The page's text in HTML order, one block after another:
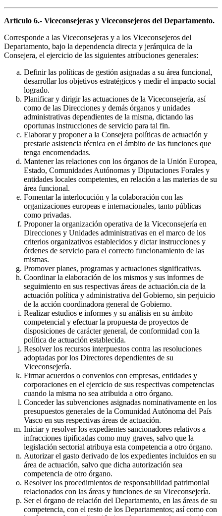
Artículo 6.- Viceconsejeras y Viceconsejeros del Departamento.
Corresponde a las Viceconsejeras y a los Viceconsejeros del
Departamento, bajo la dependencia directa y jerárquica de la
Consejera, el ejercicio de las siguientes atribuciones generales:
Definir las políticas de gestión asignadas a su área funcional,
desarrollar los objetivos estratégicos y medir el impacto social
logrado.
Planificar y dirigir las actuaciones de la Viceconsejería, así
como de las Direcciones y demás órganos y unidades
administrativas dependientes de la misma, dictando las
oportunas instrucciones de servicio para tal fin.
Elaborar y proponer a la Consejera políticas de actuación y
prestarle asistencia técnica en el ámbito de las funciones que
tenga encomendadas.
Mantener las relaciones con los órganos de la Unión Europea,
Estado, Comunidades Autónomas y Diputaciones Forales y
entidades locales competentes, en relación a las materias de su
área funcional.
Fomentar la interlocución y la colaboración con las
organizaciones europeas e internacionales, tanto públicas
como privadas.
Proponer la organización operativa de la Viceconsejería en
Direcciones y Unidades administrativas en el marco de los
criterios organizativos establecidos y dictar instrucciones y
órdenes de servicio para el correcto funcionamiento de las
mismas.
Promover planes, programas y actuaciones significativas.
Coordinar la elaboración de los mismos y sus informes de
seguimiento en sus respectivas áreas de actuación.cia de la
actuación política y administrativa del Gobierno, sin perjuicio
de la acción coordinadora general de Gobierno.
Realizar estudios e informes y su análisis en su ámbito
competencial y efectuar la propuesta de proyectos de
disposiciones de carácter general, de conformidad con la
política de actuación establecida.
Resolver los recursos interpuestos contra las resoluciones
adoptadas por los Directores dependientes de su
Viceconsejería.
Firmar acuerdos o convenios con empresas, entidades y
corporaciones en el ejercicio de sus respectivas competencias
cuando la misma no sea atribuida a otro órgano.
Conceder las subvenciones asignadas nominativamente en los
presupuestos generales de la Comunidad Autónoma del País
Vasco en sus respectivas áreas de actuación.
Iniciar y resolver los expedientes sancionadores relativos a
infracciones tipificadas como muy graves, salvo que la
legislación sectorial atribuya esta competencia a otro órgano.
Autorizar el gasto derivado de los expedientes incluidos en su
área de actuación, salvo que dicha autorización sea
competencia de otro órgano.
Resolver los procedimientos de responsabilidad patrimonial
relacionados con las áreas y funciones de su Viceconsejería.
Ser el órgano de relación del Departamento, en las áreas de su
competencia, con el resto de los Departamentos; así como con